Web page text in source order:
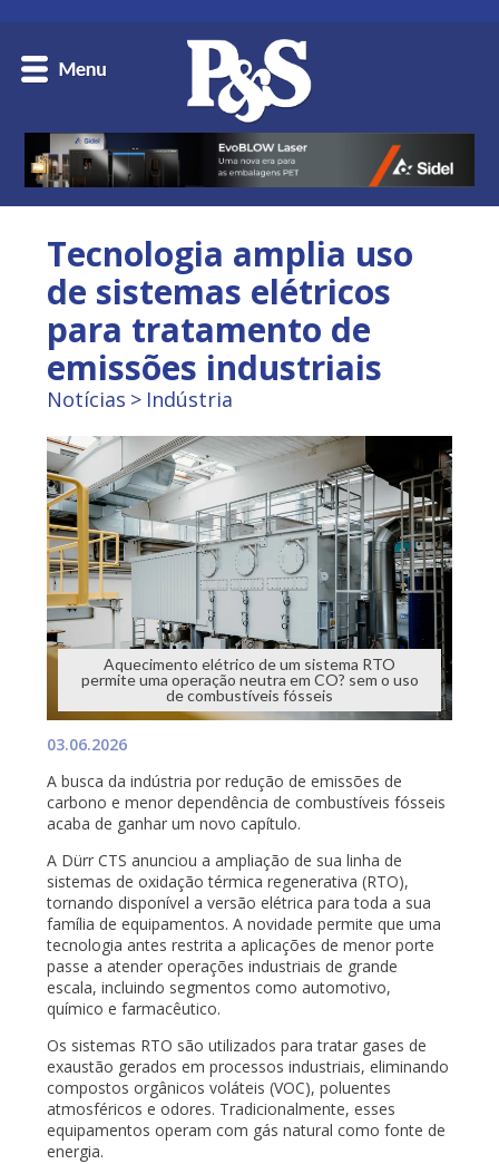
Tecnologia amplia uso
de sistemas elétricos
para tratamento de
emissões industriais
Notícias Indústria
Aquecimento elétrico de um sistema RTO
permite uma operação neutra em CO? sem o uso
de combustíveis fósseis
03.06.2026
A busca da indústria por redução de emissões de
carbono e menor dependência de combustíveis fósseis
acaba de ganhar um novo capítulo.
A Dürr CTS anunciou a ampliação de sua linha de
sistemas de oxidação térmica regenerativa (RTO),
tornando disponível a versão elétrica para toda a sua
família de equipamentos. A novidade permite que uma
tecnologia antes restrita a aplicações de menor porte
passe a atender operações industriais de grande
escala, incluindo segmentos como automotivo,
químico e farmacêutico.
Os sistemas RTO são utilizados para tratar gases de
exaustão gerados em processos industriais, eliminando
compostos orgânicos voláteis (VOC), poluentes
atmosféricos e odores. Tradicionalmente, esses
equipamentos operam com gás natural como fonte de
energia.